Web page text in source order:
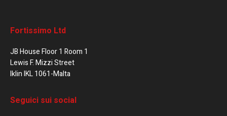
Fortissimo Ltd
JB House Floor 1 Room 1
Lewis F. Mizzi Street
Iklin IKL 1061-Malta
Seguici sui social